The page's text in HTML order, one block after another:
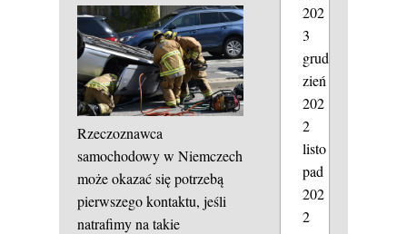
Rzeczoznawca
samochodowy w Niemczech
może okazać się potrzebą
pierwszego kontaktu, jeśli
natrafimy na takie
202
3
grud
zień
202
2
listo
pad
202
2